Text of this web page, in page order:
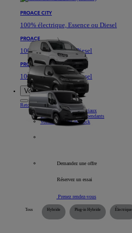
PROACE CITY
100% électrique, Essence ou Diesel
PROACE
100% électrique ou Diesel
PROACE MAX
100% électrique ou Diesel
Voitures de société
RetourÉlément
Nos véhicules commerciaux
Informations pour indépendants
Voitures société de stock
Demandez une offre
Réservez un essai
Prenez rendez-vous
Tous Hybride Plug-in Hybride Électrique